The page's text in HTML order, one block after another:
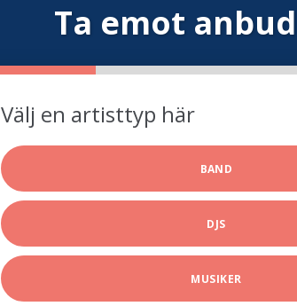
Ta emot anbud
Välj en artisttyp här
BAND
DJS
MUSIKER